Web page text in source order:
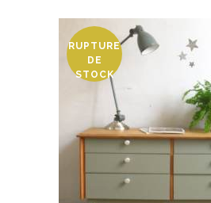
RUPTURE
DE
STOCK